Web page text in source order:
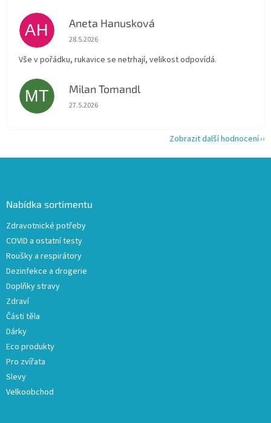
AH Aneta Hanusková
Hodnocení obchodu je 5 z 5 hvězdiček.
28.5.2026
Vše v pořádku, rukavice se netrhají, velikost odpovídá.
MT Milan Tomandl
Hodnocení obchodu je 5 z 5 hvězdiček.
27.5.2026
Zobrazit další hodnocení
Nabídka sortimentu
Zdravotnické potřeby
COVID a ostatní testy
Roušky a respirátory
Dezinfekce a drogerie
Doplňky stravy
Zdraví
Části těla
Dárky
Eco produkty
Pro zvířata
Slevy
Velkoobchod